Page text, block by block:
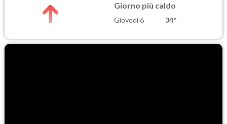
Giorno più caldo
Giovedì 6 34°